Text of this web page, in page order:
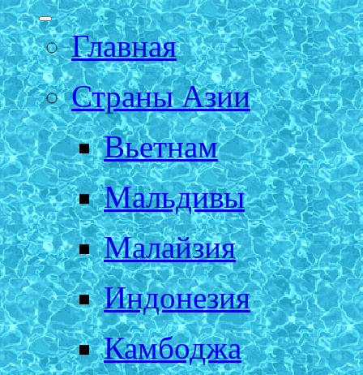
Главная
Страны Азии
Вьетнам
Мальдивы
Малайзия
Индонезия
Камбоджа